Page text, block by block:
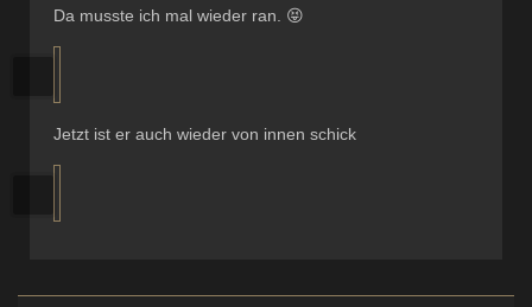
Da musste ich mal wieder ran. 😝
Jetzt ist er auch wieder von innen schick